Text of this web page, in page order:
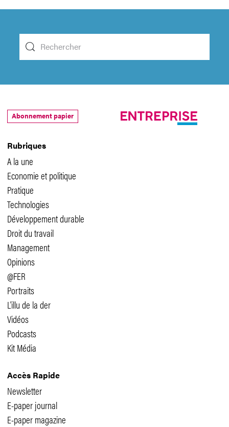
Rubriques
A la une
Economie et politique
Pratique
Technologies
Développement durable
Droit du travail
Management
Opinions
@FER
Portraits
L'illu de la der
Vidéos
Podcasts
Kit Média
Accès Rapide
Newsletter
E-paper journal
E-paper magazine
Abonnement papier